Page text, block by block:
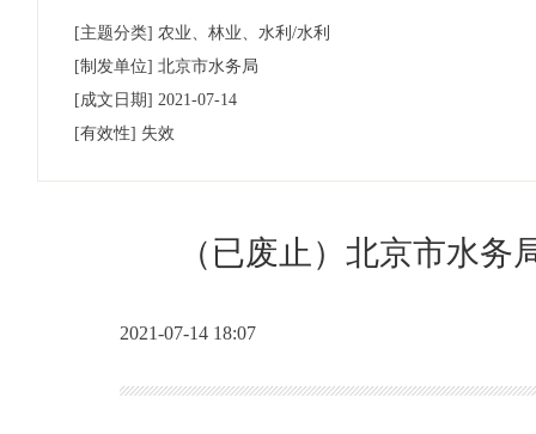
[主题分类] 农业、林业、水利/水利
[制发单位] 北京市水务局
[成文日期] 2021-07-14
[有效性] 失效
（已废止）北京市水
2021-07-14 18:07